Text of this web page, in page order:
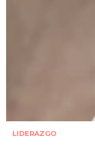
LIDERAZGO